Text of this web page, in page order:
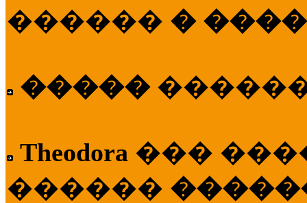
������ �
�����
Theodora ���
������